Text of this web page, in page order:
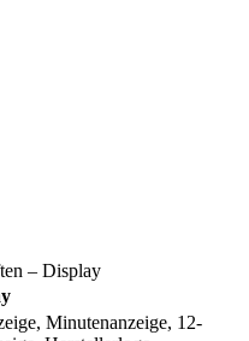
– Display
Minutenanzeige, 12-